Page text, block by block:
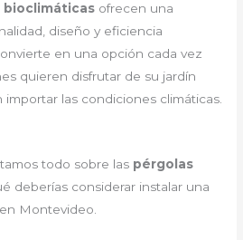
bioclimáticas ofrecen una
diseño y eficiencia
en una opción cada vez
quieren disfrutar de su jardín
las condiciones climáticas.
todo sobre las pérgolas
deberías considerar instalar una
Montevideo.